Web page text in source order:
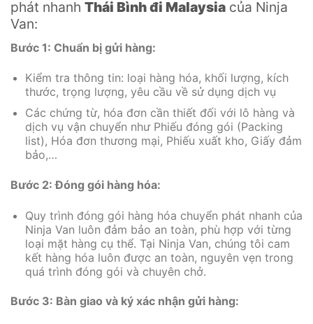
phát nhanh Thái Bình đi Malaysia của Ninja
Van:
Bước 1: Chuẩn bị gửi hàng:
Kiểm tra thông tin: loại hàng hóa, khối lượng, kích
thước, trọng lượng, yêu cầu về sử dụng dịch vụ
Các chứng từ, hóa đơn cần thiết đối với lô hàng và
dịch vụ vận chuyển như Phiếu đóng gói (Packing
list), Hóa đơn thương mại, Phiếu xuất kho, Giấy đảm
bảo,…
Bước 2: Đóng gói hàng hóa:
Quy trình đóng gói hàng hóa chuyển phát nhanh của
Ninja Van luôn đảm bảo an toàn, phù hợp với từng
loại mặt hàng cụ thể. Tại Ninja Van, chúng tôi cam
kết hàng hóa luôn được an toàn, nguyên vẹn trong
quá trình đóng gói và chuyên chở.
Bước 3: Bàn giao và ký xác nhận gửi hàng: